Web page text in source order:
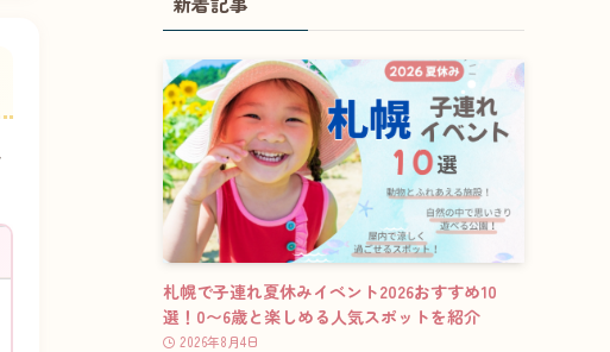
札幌で子連れ夏休みイベント2026おすすめ10
選！0〜6歳と楽しめる人気スポットを紹介
2026年8月4日